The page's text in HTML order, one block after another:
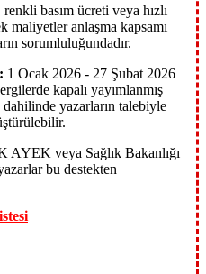
basım ücreti veya hızlı
maliyetler anlaşma kapsamı
sorumluluğundadır.
1 Ocak 2026 - 27 Şubat 2026
kapalı yayımlanmış
yazarların talebiyle
veya Sağlık Bakanlığı
bu destekten